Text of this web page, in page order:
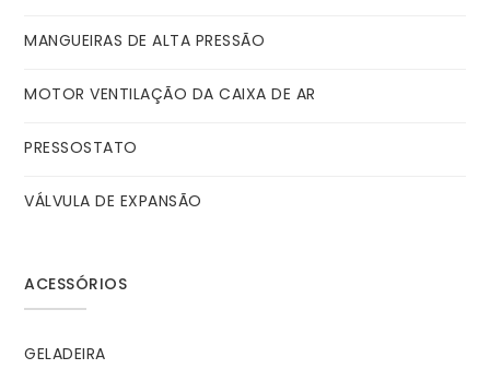
MANGUEIRAS DE ALTA PRESSÃO
MOTOR VENTILAÇÃO DA CAIXA DE AR
PRESSOSTATO
VÁLVULA DE EXPANSÃO
ACESSÓRIOS
GELADEIRA